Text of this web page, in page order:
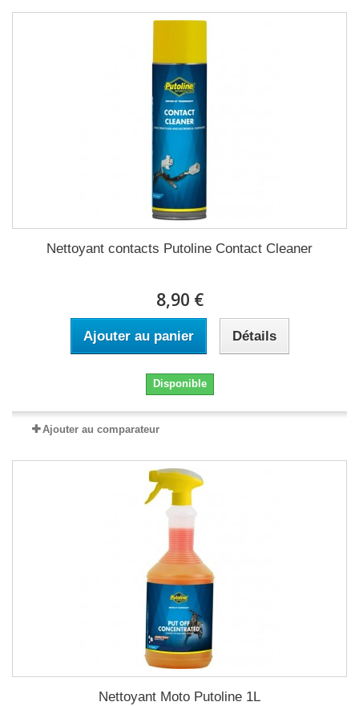
Nettoyant contacts Putoline Contact Cleaner
8,90 €
Ajouter au panier Détails
Disponible
Ajouter au comparateur
Nettoyant Moto Putoline 1L